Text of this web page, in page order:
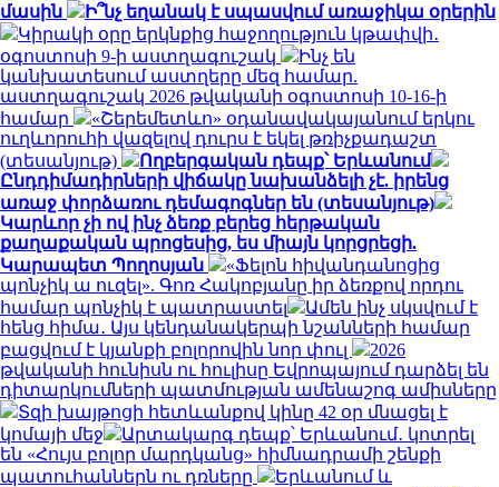
մասին
Ի՞նչ եղանակ է սպասվում առաջիկա օրերին
Կիրակի օրը երկնքից հաջողություն կթափվի․
օգոստոսի 9-ի աստղագուշակ
Ինչ են
կանխատեսում աստղերը մեզ համար.
աստղագուշակ 2026 թվականի օգոստոսի 10-16-ի
համար
«Շերեմետևո» օդանավակայանում երկու
ուղևորուհի վազելով դուրս է եկել թռիչքադաշտ
(տեսանյութ)
Ողբերգական դեպք՝ Երևանում
Ընդդիմադիրների վիճակը նախանձելի չէ. իրենց
առաջ փորձառու դեմագոգներ են (տեսանյութ)
Կարևոր չի ով ինչ ձեռք բերեց հերթական
քաղաքական պրոցեսից, ես միայն կորցրեցի.
Կարապետ Պողոսյան
«Ֆելոն հիվանդանոցից
պոնչիկ ա ուզել». Գոռ Հակոբյանը իր ձեռքով որդու
համար պոնչիկ է պատրաստել
Ամեն ինչ սկսվում է
հենց հիմա․ Այս կենդանակերպի նշանների համար
բացվում է կյանքի բոլորովին նոր փուլ
2026
թվականի հունիսն ու հուլիսը Եվրոպայում դարձել են
դիտարկումների պատմության ամենաշոգ ամիսները
Տզի խայթոցի հետևանքով կինը 42 օր մնացել է
կոմայի մեջ
Արտակարգ դեպք՝ Երևանում․ կոտրել
են «Հույս բոլոր մարդկանց» հիմնադրամի շենքի
պատուհաններն ու դռները
Երևանում և